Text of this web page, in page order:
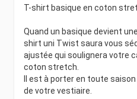
T-shirt basique en coton
Quand un basique devient
shirt uni Twist saura vous
ajustée qui soulignera votre
coton stretch.
Il est à porter en toute
de votre vestiaire.